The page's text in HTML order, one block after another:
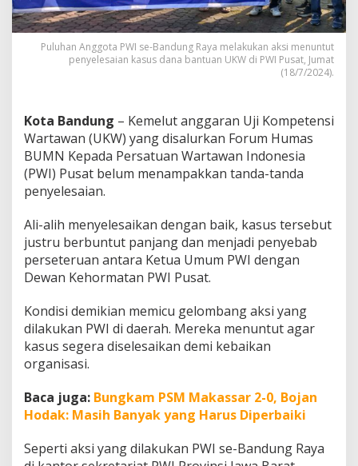
e
-
B
a
n
g
R
a
y
n
t
u
s
a
t
s
a
a
k
Puluhan Anggota PWI se-Bandung Raya melakukan aksi menuntut
penyelesaian kasus dana bantuan UKW di PWI Pusat, Jumat
(18/7/2024).
Kota Bandung – Kemelut anggaran Uji Kompetensi
Wartawan (UKW) yang disalurkan Forum Humas
BUMN Kepada Persatuan Wartawan Indonesia
(PWI) Pusat belum menampakkan tanda-tanda
penyelesaian.
Ali-alih menyelesaikan dengan baik, kasus tersebut
justru berbuntut panjang dan menjadi penyebab
perseteruan antara Ketua Umum PWI dengan
Dewan Kehormatan PWI Pusat.
Kondisi demikian memicu gelombang aksi yang
dilakukan PWI di daerah. Mereka menuntut agar
kasus segera diselesaikan demi kebaikan
organisasi.
Baca juga: Bungkam PSM Makassar 2-0, Bojan
Hodak: Masih Banyak yang Harus Diperbaiki
Seperti aksi yang dilakukan PWI se-Bandung Raya